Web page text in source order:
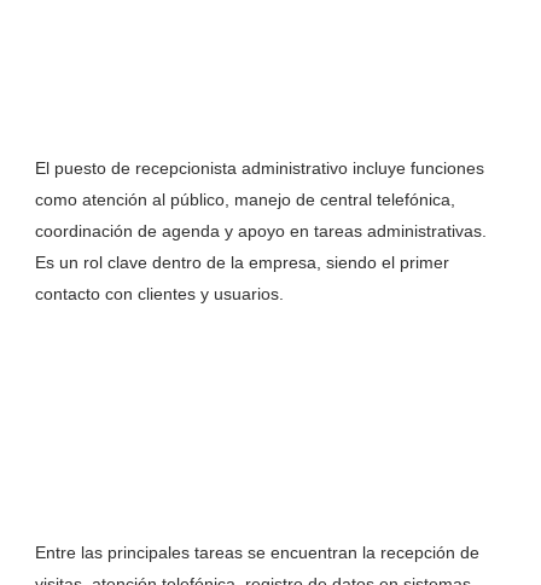
El puesto de recepcionista administrativo incluye funciones
como atención al público, manejo de central telefónica,
coordinación de agenda y apoyo en tareas administrativas.
Es un rol clave dentro de la empresa, siendo el primer
contacto con clientes y usuarios.
Entre las principales tareas se encuentran la recepción de